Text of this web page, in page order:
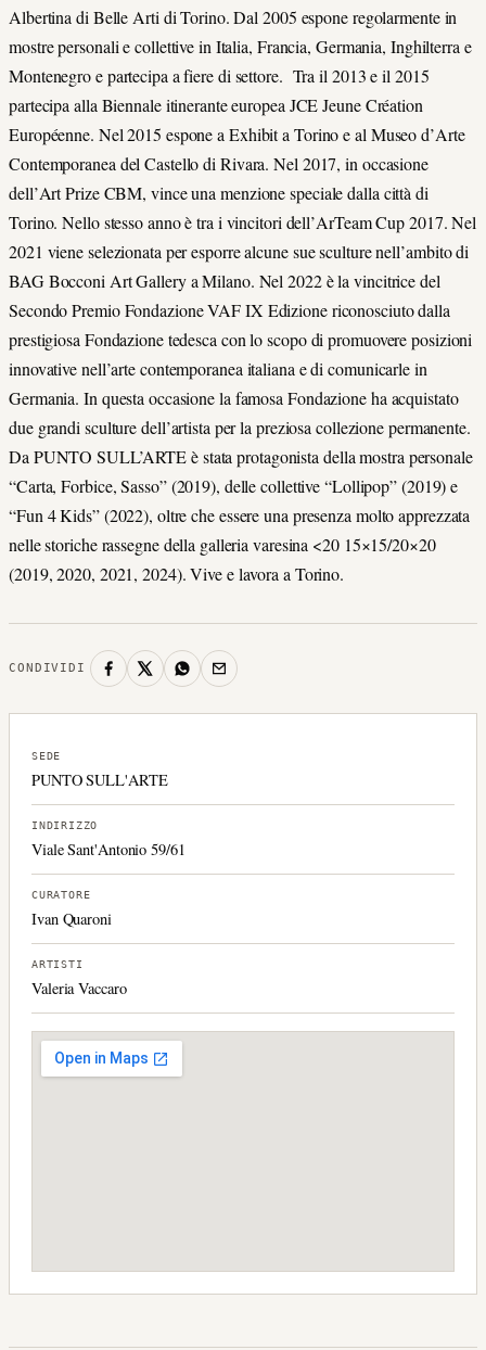
Albertina di Belle Arti di Torino. Dal 2005 espone regolarmente in
mostre personali e collettive in Italia, Francia, Germania, Inghilterra e
Montenegro e partecipa a fiere di settore. Tra il 2013 e il 2015
partecipa alla Biennale itinerante europea JCE Jeune Création
Européenne. Nel 2015 espone a Exhibit a Torino e al Museo d’Arte
Contemporanea del Castello di Rivara. Nel 2017, in occasione
dell’Art Prize CBM, vince una menzione speciale dalla città di
Torino. Nello stesso anno è tra i vincitori dell’ArTeam Cup 2017. Nel
2021 viene selezionata per esporre alcune sue sculture nell’ambito di
BAG Bocconi Art Gallery a Milano. Nel 2022 è la vincitrice del
Secondo Premio Fondazione VAF IX Edizione riconosciuto dalla
prestigiosa Fondazione tedesca con lo scopo di promuovere posizioni
innovative nell’arte contemporanea italiana e di comunicarle in
Germania. In questa occasione la famosa Fondazione ha acquistato
due grandi sculture dell’artista per la preziosa collezione permanente.
Da PUNTO SULL’ARTE è stata protagonista della mostra personale
“Carta, Forbice, Sasso” (2019), delle collettive “Lollipop” (2019) e
“Fun 4 Kids” (2022), oltre che essere una presenza molto apprezzata
nelle storiche rassegne della galleria varesina <20 15×15/20×20
(2019, 2020, 2021, 2024). Vive e lavora a Torino.
CONDIVIDI
SEDE
PUNTO SULL'ARTE
INDIRIZZO
Viale Sant'Antonio 59/61
CURATORE
Ivan Quaroni
ARTISTI
Valeria Vaccaro